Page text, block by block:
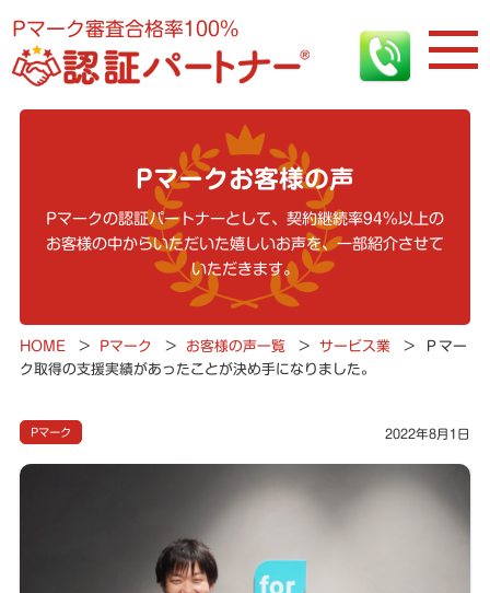
Pマーク審査合格率100%
Pマークお客様の声
Pマークの認証パートナーとして、契約継続率94%以上の
お客様の中からいただいた嬉しいお声を、一部紹介させて
いただきます。
HOME > Pマーク > お客様の声一覧 > サービス業 >
Ｐマー
ク取得の支援実績があったことが決め手になりました。
Pマーク 2022年8月1日